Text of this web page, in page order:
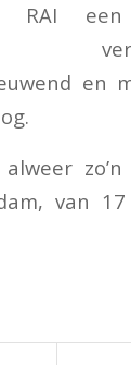
RAI
en
van